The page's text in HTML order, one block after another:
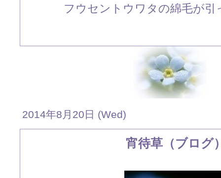
フウセントウワタの綿毛が
2014年8月20日 (Wed)
宵待草（ブログ